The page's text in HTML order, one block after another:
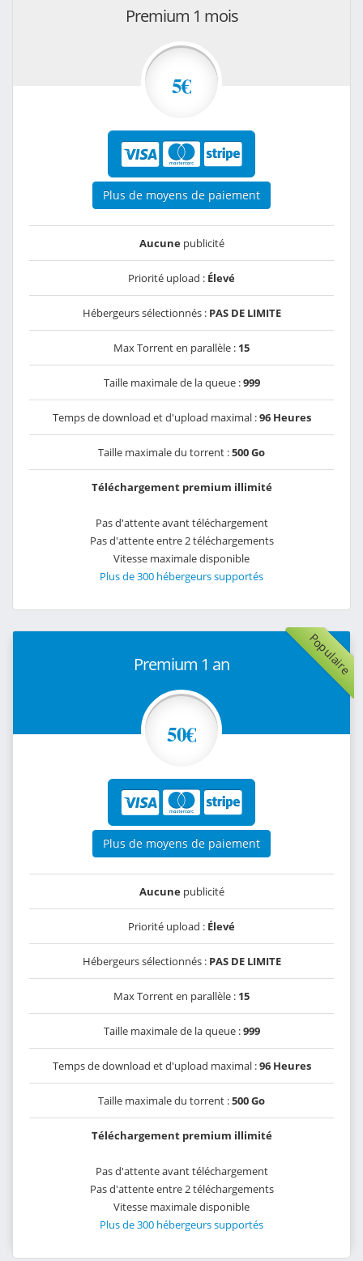
Premium 1 mois
5€
Plus de moyens de paiement
Aucunepublicité
Priorité upload : Élevé
Hébergeurs sélectionnés : PAS DE LIMITE
Max Torrent en parallèle : 15
Taille maximale de la queue :999
Temps de download et d'upload maximal :96 Heures
Taille maximale du torrent :500 Go
Téléchargement premium illimité
Pas d'attente avant téléchargement
Pas d'attente entre 2 téléchargements
Vitesse maximale disponible
Plus de 300 hébergeurs supportés
Populaire
Premium 1 an
50€
Plus de moyens de paiement
Aucunepublicité
Priorité upload : Élevé
Hébergeurs sélectionnés : PAS DE LIMITE
Max Torrent en parallèle : 15
Taille maximale de la queue :999
Temps de download et d'upload maximal :96 Heures
Taille maximale du torrent :500 Go
Téléchargement premium illimité
Pas d'attente avant téléchargement
Pas d'attente entre 2 téléchargements
Vitesse maximale disponible
Plus de 300 hébergeurs supportés